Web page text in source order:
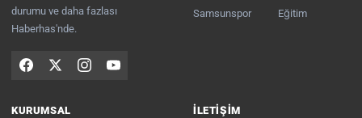
durumu ve daha fazlası
Haberhas'nde.
Samsunspor Eğitim
KURUMSAL İLETIŞIM